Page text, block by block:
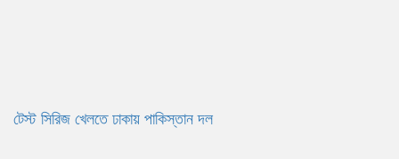
টেস্ট সিরিজ খেলতে ঢাকায় পাকিস্তান দল